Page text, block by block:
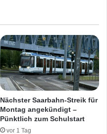
Nächster Saarbahn-Streik für
Montag angekündigt –
Pünktlich zum Schulstart
vor 1 Tag